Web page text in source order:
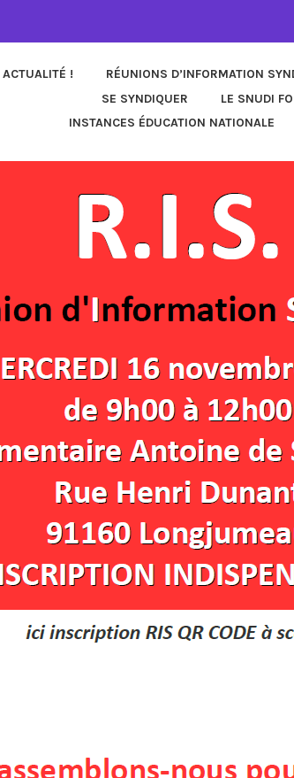
ACTUALITÉ ! RÉUNIONS D’INFORMATION
SE SYNDIQUER
LE SNUDI
INSTANCES ÉDUCATION NATIONALE